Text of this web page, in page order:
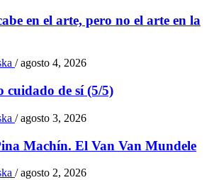
en el arte, pero no el arte en la
/ agosto 4, 2026
cuidado de sí (5/5)
/ agosto 3, 2026
Machín. El Van Van Mundele
/ agosto 2, 2026